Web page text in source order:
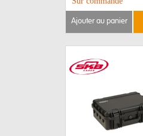
ajouter au panier